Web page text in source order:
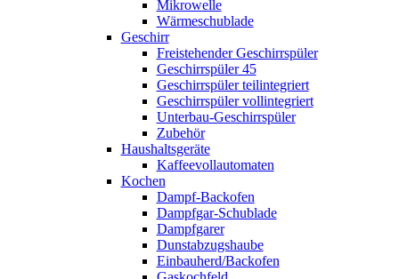
Mikrowelle
Wärmeschublade
Geschirr
Freistehender Geschirrspüler
Geschirrspüler 45
Geschirrspüler teilintegriert
Geschirrspüler vollintegriert
Unterbau-Geschirrspüler
Zubehör
Haushaltsgeräte
Kaffeevollautomaten
Kochen
Dampf-Backofen
Dampfgar-Schublade
Dampfgarer
Dunstabzugshaube
Einbauherd/Backofen